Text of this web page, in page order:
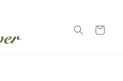
Warenkorb